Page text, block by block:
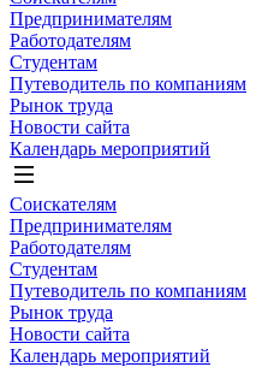
Предпринимателям
Работодателям
Студентам
Путеводитель по компаниям
Рынок труда
Новости сайта
Календарь мероприятий
Соискателям
Предпринимателям
Работодателям
Студентам
Путеводитель по компаниям
Рынок труда
Новости сайта
Календарь мероприятий